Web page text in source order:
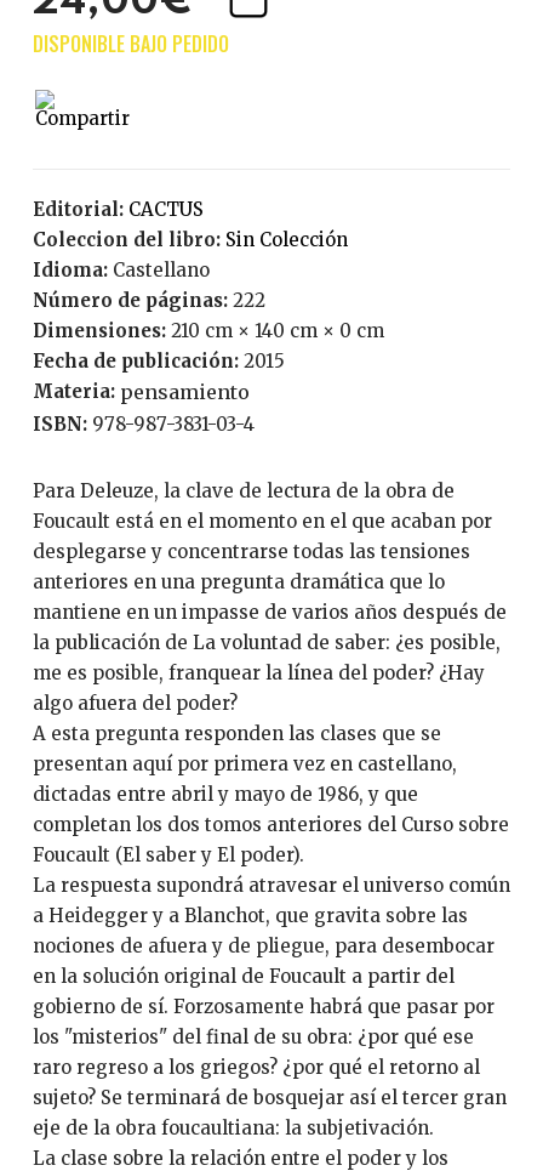
Editorial:
CACTUS
Coleccion del libro:
Sin Colección
Idioma:
Castellano
Número de páginas:
222
Dimensiones: 210 cm × 140 cm × 0 cm
Fecha de publicación:
2015
Materia: pensamiento
ISBN: 978-987-3831-03-4
Para Deleuze, la clave de lectura de la obra de
Foucault está en el momento en el que acaban por
desplegarse y concentrarse todas las tensiones
anteriores en una pregunta dramática que lo
mantiene en un impasse de varios años después de
la publicación de La voluntad de saber: ¿es posible,
me es posible, franquear la línea del poder? ¿Hay
algo afuera del poder?
A esta pregunta responden las clases que se
presentan aquí por primera vez en castellano,
dictadas entre abril y mayo de 1986, y que
completan los dos tomos anteriores del Curso sobre
Foucault (El saber y El poder).
La respuesta supondrá atravesar el universo común
a Heidegger y a Blanchot, que gravita sobre las
nociones de afuera y de pliegue, para desembocar
en la solución original de Foucault a partir del
gobierno de sí. Forzosamente habrá que pasar por
los "misterios" del final de su obra: ¿por qué ese
raro regreso a los griegos? ¿por qué el retorno al
sujeto? Se terminará de bosquejar así el tercer gran
eje de la obra foucaultiana: la subjetivación.
La clase sobre la relación entre el poder y los